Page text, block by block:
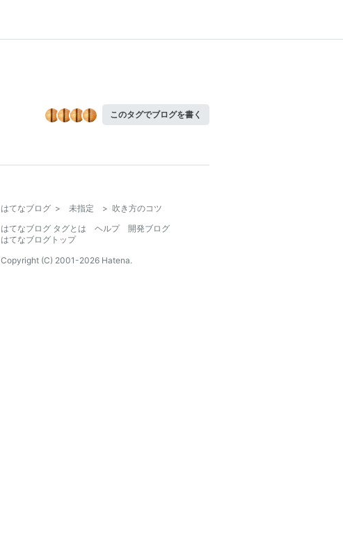
このタグでブログを書く
はてなブログ > 未指定 > 吹き方のコツ
はてなブログ タグとは
ヘルプ
開発ブログ
はてなブログトップ
Copyright (C) 2001-2026 Hatena.